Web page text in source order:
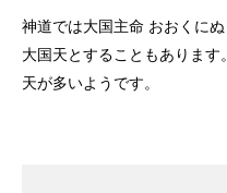
神道では大国主命 おおくに
大国天とすることもありま
天が多いようです。